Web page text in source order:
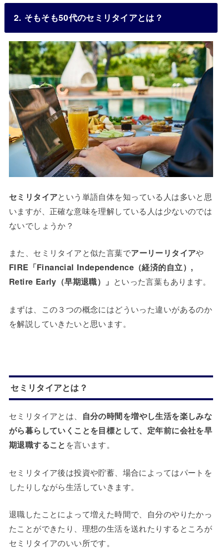
2. そもそも50代のセミリタイアとは？
セミリタイアという単語自体を知っている人は多いと思
いますが、正確な意味を理解している人は少ないのでは
ないでしょうか？
また、セミリタイアと似た言葉でアーリーリタイアや
FIRE「Financial Independence（経済的自立）,
Retire Early（早期退職）」 といった言葉もあります。
まずは、この３つの概念にはどういった違いがあるのか
を解説していきたいと思います。
セミリタイアとは？
セミリタイアとは、 自分の時間を増やし生活を楽しみな
がら暮らしていくことを目標として、定年前に会社を早
期退職すること を言います。
セミリタイア後は投資や貯蓄、場合によってはパートを
したりしながら生活していきます。
退職したことによって増えた時間で、自分のやりたかっ
たことができたり、理想の生活を送れたりするところが
セミリタイアのいい所です。